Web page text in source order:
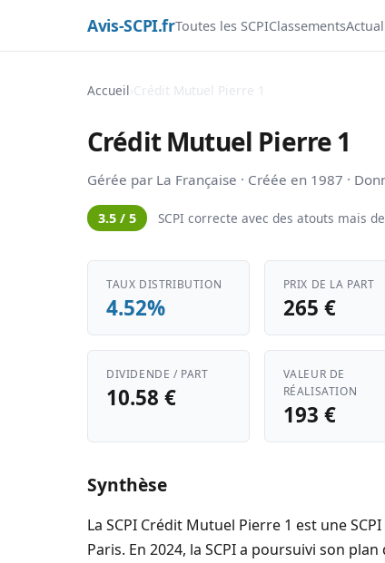
Avis-SCPI.frToutes les SCPIClassements
Accueil›Crédit Mutuel Pierre 1
Crédit Mutuel Pierre 1
Gérée par La Française · Créée en 1987 ·
3.5 / 5 SCPI correcte avec des atouts mais
TAUX DISTRIBUTION
4.52%
PRIX DE LA PART
265 €
DIVIDENDE / PART
10.58 €
VALEUR DE
RÉALISATION
193 €
Synthèse
La SCPI Crédit Mutuel Pierre 1 est une
Paris. En 2024, la SCPI a poursuivi son